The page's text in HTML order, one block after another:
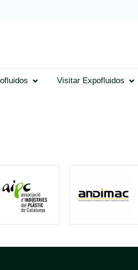
Visitar Expofluidos